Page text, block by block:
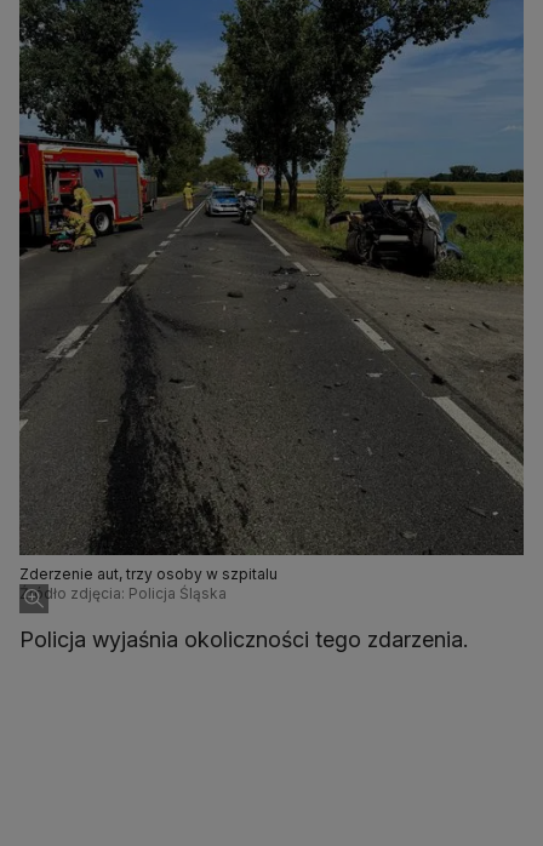
Zderzenie aut, trzy osoby w szpitalu
Źródło zdjęcia: Policja Śląska
Policja wyjaśnia okoliczności tego zdarzenia.